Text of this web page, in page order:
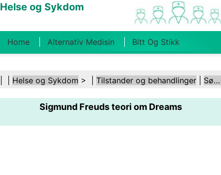
Helse og Sykdom
Home Alternativ Medisin Bitt Og Stikk
Kosthold Og Ernæring Familiehelse
Helsebransjen Psykisk Helse Folkehelse Og
Sikkerhet Kirurgi Og Prosedyrer Helse
Helse og Sykdom > | Tilstander og behandlinger Søvnforstyrrelser
Sigmund Freuds teori om Dreams